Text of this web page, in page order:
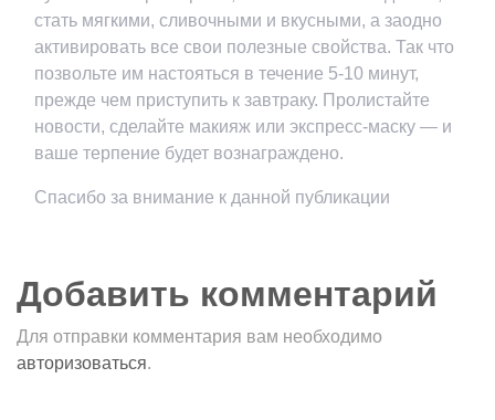
стать мягкими, сливочными и вкусными, а заодно
активировать все свои полезные свойства. Так что
позвольте им настояться в течение 5-10 минут,
прежде чем приступить к завтраку. Пролистайте
новости, сделайте макияж или экспресс-маску — и
ваше терпение будет вознаграждено.
Спасибо за внимание к данной публикации
Добавить комментарий
Для отправки комментария вам необходимо
авторизоваться.